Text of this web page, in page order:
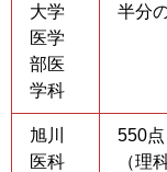
大学
医学
部医
学科
半分
旭川
医科
550点
（理